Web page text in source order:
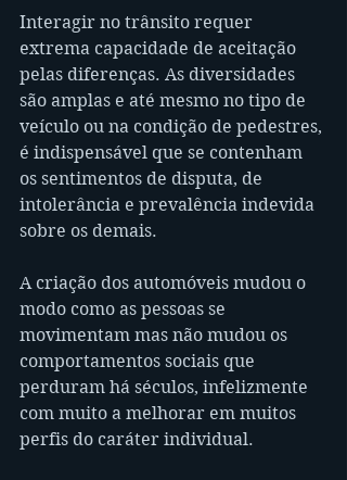
Interagir no trânsito requer
extrema capacidade de aceitação
pelas diferenças. As diversidades
são amplas e até mesmo no tipo de
veículo ou na condição de pedestres,
é indispensável que se contenham
os sentimentos de disputa, de
intolerância e prevalência indevida
sobre os demais.
A criação dos automóveis mudou o
modo como as pessoas se
movimentam mas não mudou os
comportamentos sociais que
perduram há séculos, infelizmente
com muito a melhorar em muitos
perfis do caráter individual.